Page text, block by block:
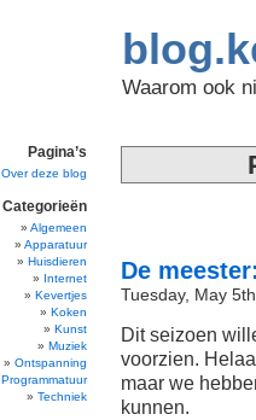
Waarom ook
De
Tuesday, May
Dit seizoen
voorzien.
maar we
kunnen.
Pagina’s
Over deze blog
Categorieën
Algemeen
Apparatuur
Huisdieren
Internet
Kevertjes
Koken
Kunst
Muziek
Ontspanning
Programmatuur
Techniek